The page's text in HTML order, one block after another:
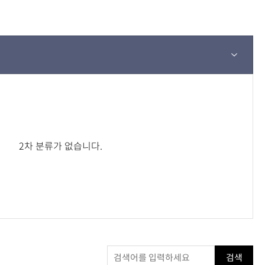
2차 분류가 없습니다.
검색